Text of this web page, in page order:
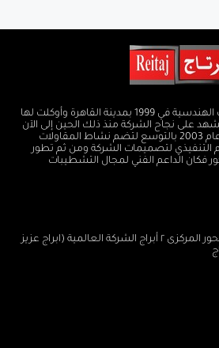
بدأت نشاطها بالأستشارات الهندسية في 1999 بمدينة القاهرة وأوكلت لها
على نجاح الشركة منذ ذلك الحين إلى الآن
.وقد قامت شركة رتاچ عام 2003 بالتوسع لتضم نشاط المقاولات
التنفيذي لتصميمات الشركة ومن ثم تطور
فكان الداعم الفني لمجال التشطيبات
السادس من اكتوبر المحور المركزى ٢ أبراج الشركة العالمية (ابراج عزيز